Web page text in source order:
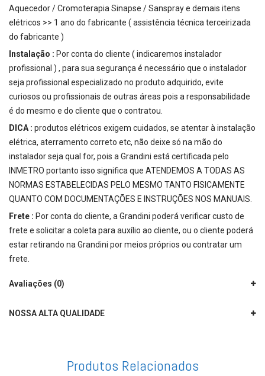
Aquecedor / Cromoterapia Sinapse / Sanspray e demais itens
elétricos >> 1 ano do fabricante ( assistência técnica terceirizada
do fabricante )
Instalação : Por conta do cliente ( indicaremos instalador
profissional ) , para sua segurança é necessário que o instalador
seja profissional especializado no produto adquirido, evite
curiosos ou profissionais de outras áreas pois a responsabilidade
é do mesmo e do cliente que o contratou.
DICA : produtos elétricos exigem cuidados, se atentar à instalação
elétrica, aterramento correto etc, não deixe só na mão do
instalador seja qual for, pois a Grandini está certificada pelo
INMETRO portanto isso significa que ATENDEMOS A TODAS AS
NORMAS ESTABELECIDAS PELO MESMO TANTO FISICAMENTE
QUANTO COM DOCUMENTAÇÕES E INSTRUÇÕES NOS MANUAIS.
Frete : Por conta do cliente, a Grandini poderá verificar custo de
frete e solicitar a coleta para auxílio ao cliente, ou o cliente poderá
estar retirando na Grandini por meios próprios ou contratar um
frete.
Avaliações (0)
NOSSA ALTA QUALIDADE
Produtos Relacionados